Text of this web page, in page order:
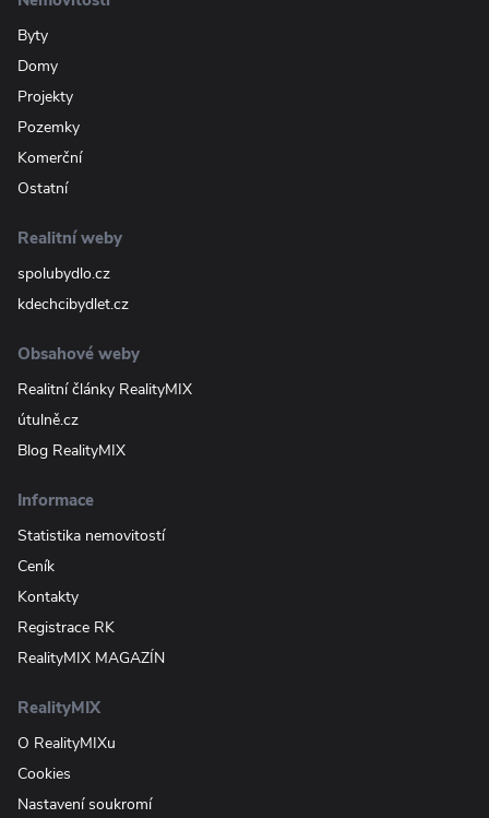
Byty
Domy
Projekty
Pozemky
Komerční
Ostatní
Realitní weby
spolubydlo.cz
kdechcibydlet.cz
Obsahové weby
Realitní články RealityMIX
útulně.cz
Blog RealityMIX
Informace
Statistika nemovitostí
Ceník
Kontakty
Registrace RK
RealityMIX MAGAZÍN
RealityMIX
O RealityMIXu
Cookies
Nastavení soukromí